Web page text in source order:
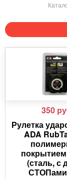
350
Рулетка
ADA
(сталь, с